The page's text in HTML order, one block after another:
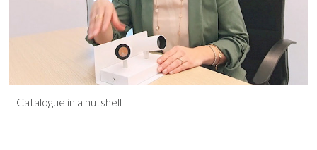
Catalogue in a nutshell